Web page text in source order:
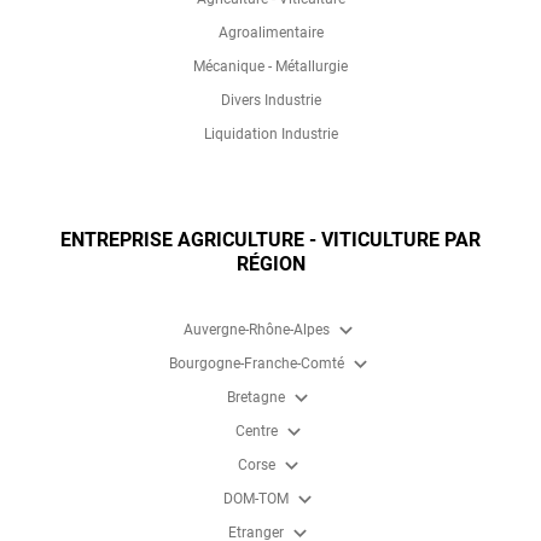
Agroalimentaire
Mécanique - Métallurgie
Divers Industrie
Liquidation Industrie
ENTREPRISE AGRICULTURE - VITICULTURE PAR
RÉGION
Auvergne-Rhône-Alpes expand_more
Bourgogne-Franche-Comté expand_more
Bretagne expand_more
Centre expand_more
Corse expand_more
DOM-TOM expand_more
Etranger expand_more